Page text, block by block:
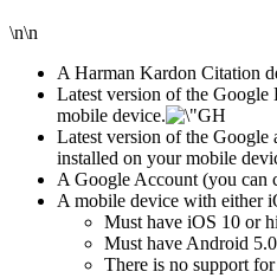
\n\n
A Harman Kardon Citation
Latest version of the
mobile device.
Latest version of the Google
installed on your mobile
A Google Account (you can
A mobile device with either
​Must have iOS 10 or
Must have Android
There is no support